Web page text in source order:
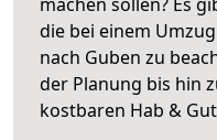
die bei einem
nach Guben zu
der Planung bis hin
kostbaren Hab &